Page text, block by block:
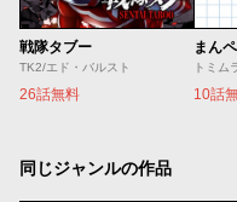
戦隊タブー
TK2/エド・バルスト
26話無料
まん
トミム
10話
同じジャンルの作品